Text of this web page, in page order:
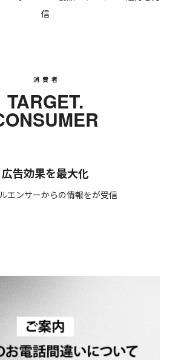
信
消費者
TARGET.
広告効果を最大化
エンサーからの情報をが受信